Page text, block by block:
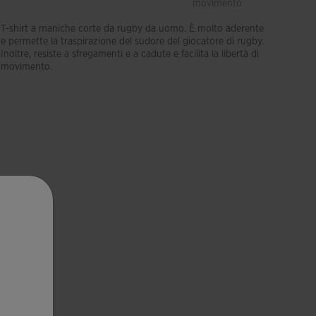
movimento
T-shirt a maniche corte da rugby da uomo. È molto aderente
e permette la traspirazione del sudore del giocatore di rugby.
Inoltre, resiste a sfregamenti e a cadute e facilita la libertà di
movimento.